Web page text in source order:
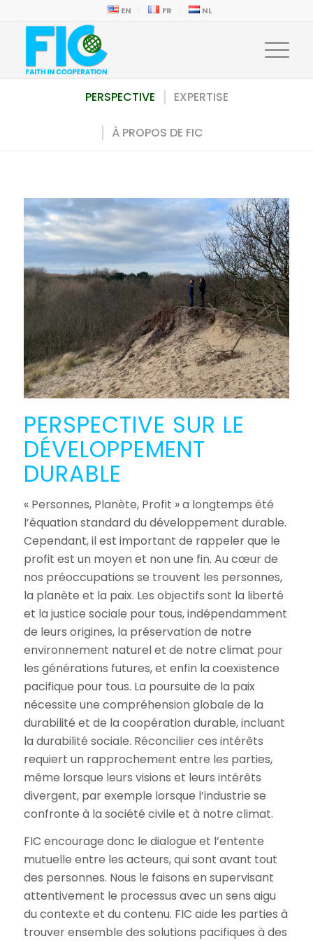
EN FR NL
PERSPECTIVE EXPERTISE
À PROPOS DE FIC
PERSPECTIVE SUR LE
DÉVELOPPEMENT
DURABLE
« Personnes, Planète, Profit » a longtemps été
l’équation standard du développement durable.
Cependant, il est important de rappeler que le
profit est un moyen et non une fin. Au cœur de
nos préoccupations se trouvent les personnes,
la planète et la paix. Les objectifs sont la liberté
et la justice sociale pour tous, indépendamment
de leurs origines, la préservation de notre
environnement naturel et de notre climat pour
les générations futures, et enfin la coexistence
pacifique pour tous. La poursuite de la paix
nécessite une compréhension globale de la
durabilité et de la coopération durable, incluant
la durabilité sociale. Réconcilier ces intérêts
requiert un rapprochement entre les parties,
même lorsque leurs visions et leurs intérêts
divergent, par exemple lorsque l’industrie se
confronte à la société civile et à notre climat.
FIC encourage donc le dialogue et l’entente
mutuelle entre les acteurs, qui sont avant tout
des personnes. Nous le faisons en supervisant
attentivement le processus avec un sens aigu
du contexte et du contenu. FIC aide les parties à
trouver ensemble des solutions pacifiques à des